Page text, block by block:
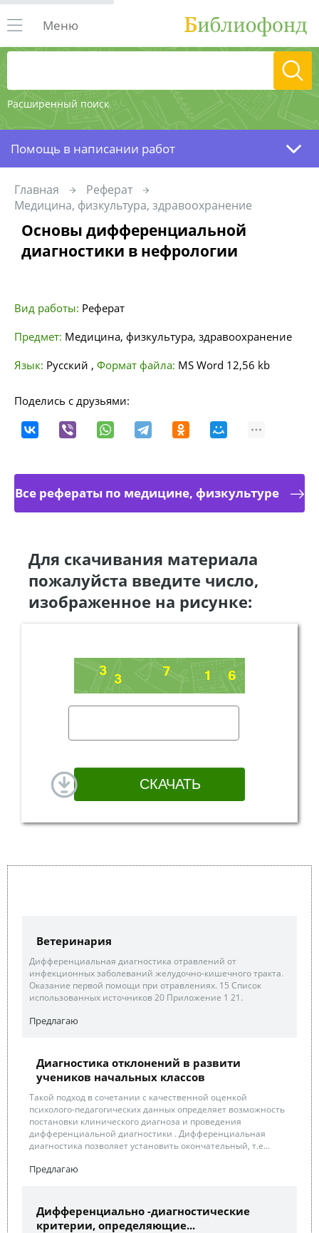
Расширенный поиск
Меню
Помощь в написании работ
Главная
Реферат
Медицина, физкультура, здравоохранение
Основы дифференциальной
диагностики в нефрологии
Вид работы: Реферат
Предмет: Медицина, физкультура, здравоохранение
Язык: Русский , Формат файла: MS Word 12,56 kb
Поделись с друзьями:
Все рефераты по медицине, физкультуре
Для скачивания материала
пожалуйста введите число,
изображенное на рисунке:
Ветеринария
Дифференциальная диагностика отравлений от
инфекционных заболеваний желудочно-кишечного тракта.
Оказание первой помощи при отравлениях. 15 Список
использованных источников 20 Приложение 1 21.
Предлагаю
Диагностика отклонений в развити
учеников начальных классов
Такой подход в сочетании с качественной оценкой
психолого-педагогических данных определяет возможность
постановки клинического диагноза и проведения
дифференциальной диагностики . Дифференциальная
диагностика позволяет установить окончательный, т.е...
Предлагаю
Дифференциально -диагностические
критерии, определяющие...